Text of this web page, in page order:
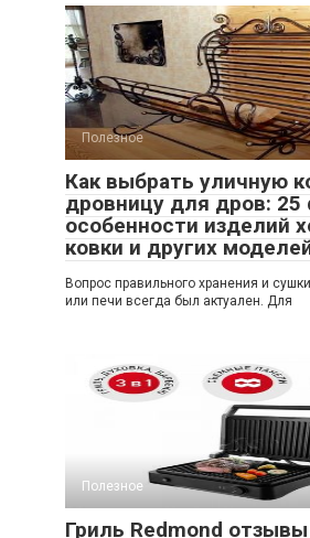
Полезное
Как выбрать уличную
дровницу для дров: 25
особенности изделий
ковки и других
Вопрос правильного хранения и
или печи всегда был актуален. Для
Полезное
Гриль Redmond отзывы